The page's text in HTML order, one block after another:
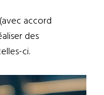
accord
des
ci.